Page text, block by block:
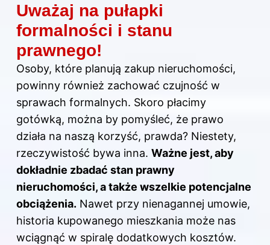
Uważaj na pułapki
formalności i stanu
prawnego!
Osoby, które planują zakup nieruchomości,
powinny również zachować czujność w
sprawach formalnych. Skoro płacimy
gotówką, można by pomyśleć, że prawo
działa na naszą korzyść, prawda? Niestety,
rzeczywistość bywa inna. Ważne jest, aby
dokładnie zbadać stan prawny
nieruchomości, a także wszelkie potencjalne
obciążenia. Nawet przy nienagannej umowie,
historia kupowanego mieszkania może nas
wciągnąć w spiralę dodatkowych kosztów.